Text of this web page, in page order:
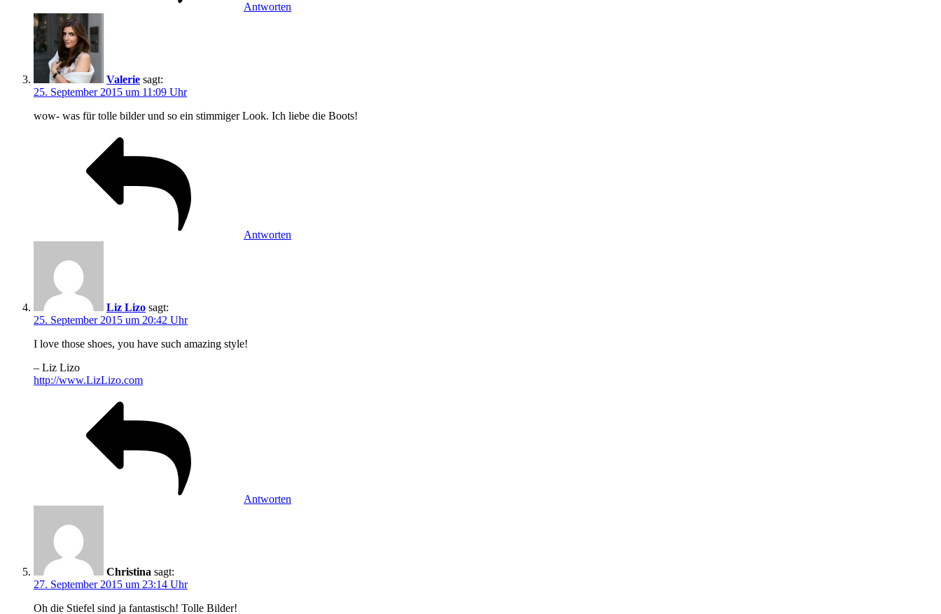
Antworten
Valerie sagt:
25. September 2015 um 11:09 Uhr
wow- was für tolle bilder und so ein stimmiger Look. Ich liebe die Boots!
Antworten
Liz Lizo sagt:
25. September 2015 um 20:42 Uhr
I love those shoes, you have such amazing style!
– Liz Lizo
http://www.LizLizo.com
Antworten
Christina sagt:
27. September 2015 um 23:14 Uhr
Oh die Stiefel sind ja fantastisch! Tolle Bilder!